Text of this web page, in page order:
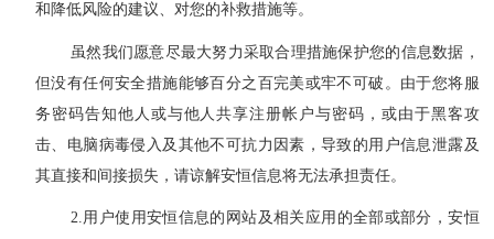
和降低风险的建议、对您的补救措施等。
虽然我们愿意尽最大努力采取合理措施保护您的信息数据，
但没有任何安全措施能够百分之百完美或牢不可破。由于您将服
务密码告知他人或与他人共享注册帐户与密码，或由于黑客攻
击、电脑病毒侵入及其他不可抗力因素，导致的用户信息泄露及
其直接和间接损失，请谅解安恒信息将无法承担责任。
2.用户使用安恒信息的网站及相关应用 的全部或部分，安恒